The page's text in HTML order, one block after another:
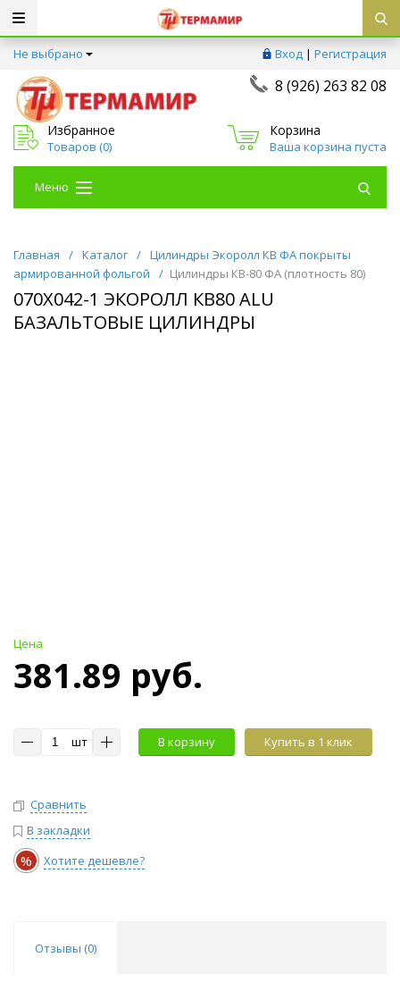
Не выбрано Вход | Регистрация
8 (926) 263 82 08
Избранное
Товаров (0)
Корзина
Ваша корзина пуста
Меню
Главная / Каталог / Цилиндры Экоролл КВ ФА покрыты
армированной фольгой
/ Цилиндры КВ-80 ФА (плотность 80)
070Х042-1 ЭКОРОЛЛ КВ80 ALU
БАЗАЛЬТОВЫЕ ЦИЛИНДРЫ
Цена
381.89 руб.
шт В корзину Купить в 1 клик
Сравнить
В закладки
% Хотите дешевле?
Отзывы (0)